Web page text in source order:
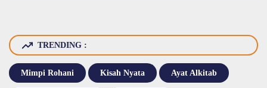
TRENDING :
Mimpi Rohani Kisah Nyata Ayat Alkitab